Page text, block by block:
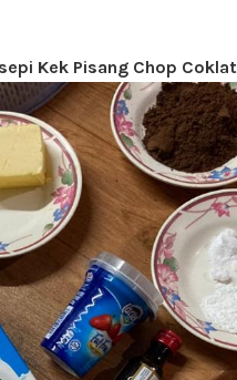
Kek Pisang Chop Coklat